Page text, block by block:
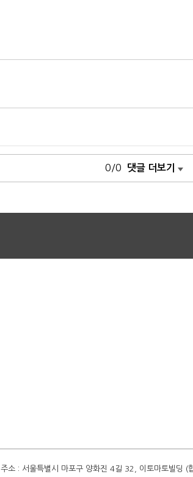
0/0 댓글 더보기
주소 : 서울특별시 마포구 양화진 4길 32, 이토마토빌딩